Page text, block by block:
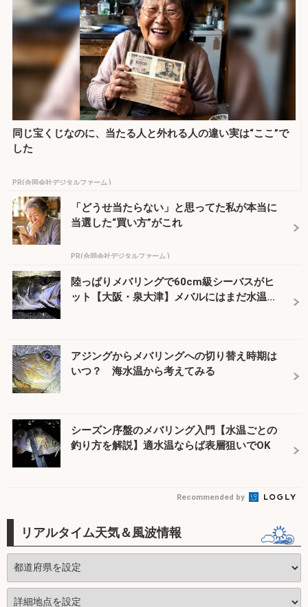
同じ宝くじなのに、当たる人と外れる人の違い実は“ここ”で
した
PR(合同会社デジタルファーム )
「どうせ当たらない」と思ってた私が本当に
当選した“買い方”がこれ
PR(合同会社デジタルファーム )
陸っぱりメバリングで60cm級シーバスがヒ
ット【大阪・泉大津】メバルにはまだ水温...
アジングからメバリングへの切り替え時期は
いつ？ 海水温から考えてみる
シーズン序盤のメバリング入門【水温ごとの
釣り方を解説】適水温ならば表層狙いでOK
Recommended by
リアルタイム天気＆風波情報